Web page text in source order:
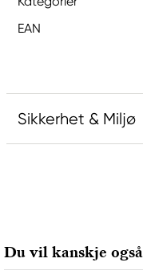
EAN
Sikkerhet & Miljø
7311 PD
Du vil kanskje